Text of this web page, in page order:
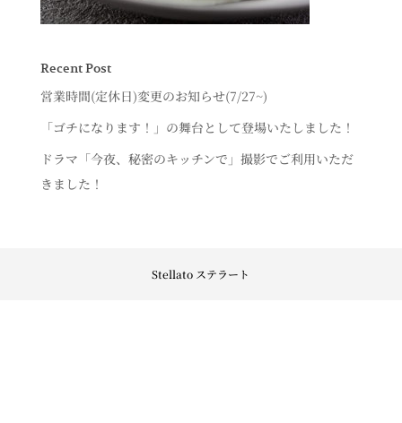
Recent Post
営業時間(定休日)変更のお知らせ(7/27~)
「ゴチになります！」の舞台として登場いたしました！
ドラマ「今夜、秘密のキッチンで」撮影でご利用いただ
きました！
Stellato ステラート